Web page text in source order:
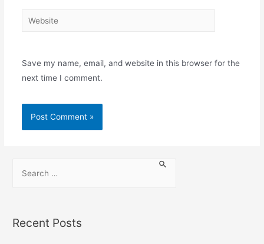
Save my name, email, and website in this browser for the
next time I comment.
Recent Posts